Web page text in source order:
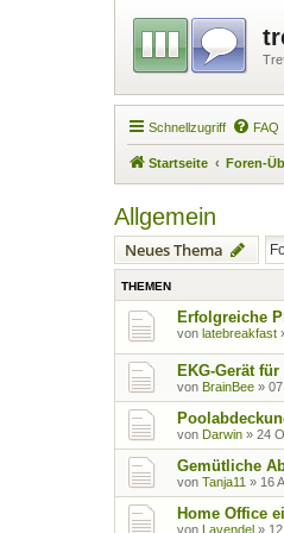
Schnellzugriff FAQ
Startseite Foren-
Allgemein
Neues Thema
THEMEN
Erfolgreiche
von latebreakfast
EKG-Gerät
von BrainBee »
von Darwin » 24
Gemütliche
von Tanja11 » 16
Home Office
von Lavendel »